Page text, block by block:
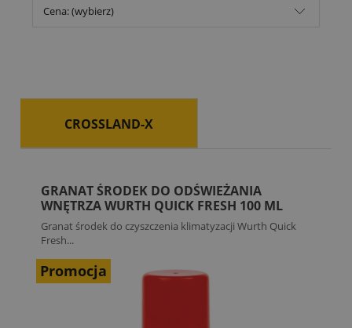
Cena: (wybierz)
CROSSLAND-X
GRANAT ŚRODEK DO ODŚWIEŻANIA
WNĘTRZA WURTH QUICK FRESH 100 ML
Granat środek do czyszczenia klimatyzacji Wurth Quick
Fresh...
Promocja